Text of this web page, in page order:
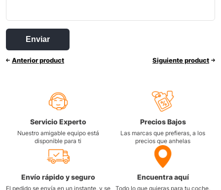
Anterior product Siguiente product
Servicio Experto
Nuestro amigable equipo está
disponible para ti
Precios Bajos
Las marcas que prefieras, a los
precios que anhelas
Envío rápido y seguro
El pedido se envía en un instante, y se
Encuentra aquí
Todo lo que quieras para tu coche,